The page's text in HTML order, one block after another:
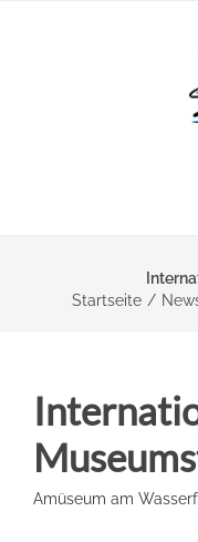
Startseite /
Amüseum am